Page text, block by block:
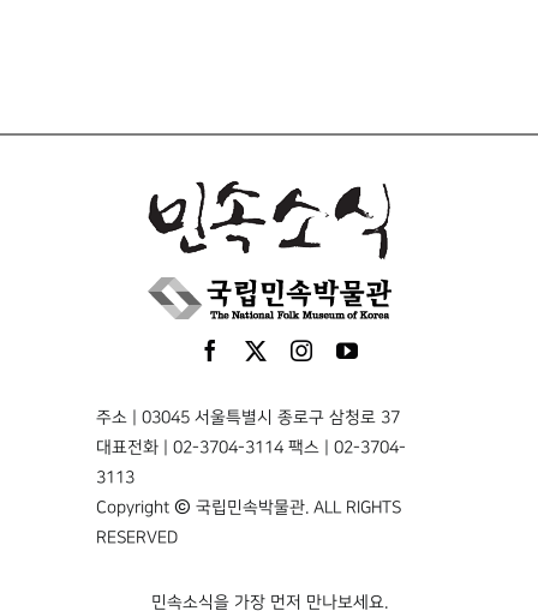
주소 | 03045 서울특별시 종로구 삼청로 37
대표전화 | 02-3704-3114 팩스 | 02-3704-
3113
Copyright © 국립민속박물관. ALL RIGHTS
RESERVED
민속소식을 가장 먼저 만나보세요.